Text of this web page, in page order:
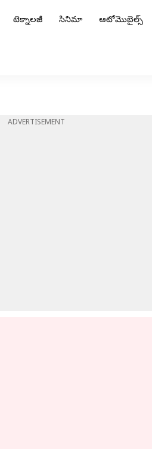
టెక్నాలజీ సినిమా ఆటోమొబైల్స్
ADVERTISEMENT